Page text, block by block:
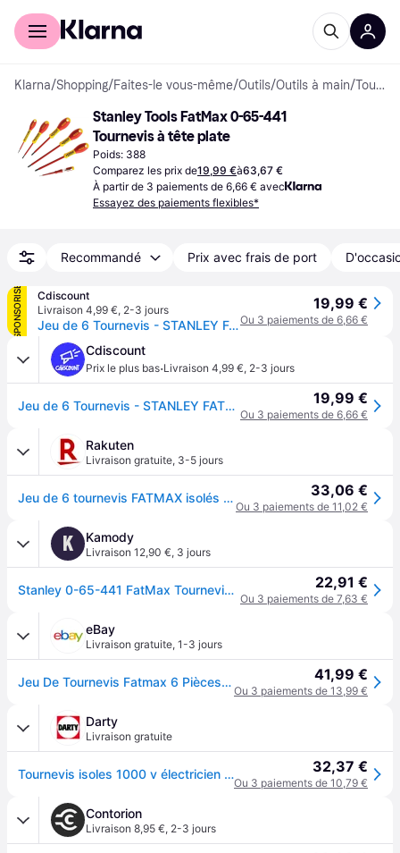
Acheter avec Klarna
Klarna/Shopping/Faites-le vous-même/Outils/Outils à main/ Tournevis à tête plate
Stanley Tools FatMax 0-65-441
Tournevis à tête plate
Poids: 388
Comparez les prix de19,99 €à63,67 €
À partir de 3 paiements de 6,66 € avec
Essayez des paiements flexibles*
Recommandé Prix avec frais de port
SPONSORISÉ
Cdiscount
Livraison 4,99 €, 2-3 jours
Jeu de 6 Tournevis - STANLEY FATMAX - 0-65-441 - Isolés 1000V - Electricien + Philipps + Testeur - Rouge
19,99 €
Ou 3 paiements de 6,66 €
Cdiscount
Prix le plus bas·Livraison 4,99 €, 2-3 jours
Jeu de 6 Tournevis - STANLEY FATMAX - 0-65-441 - Isolés 1000V - Electricien + Philipps + Testeur - Rouge 19,99 €
Ou 3 paiements de 6,66 €
Rakuten
Livraison gratuite, 3-5 jours
Jeu de 6 tournevis FATMAX isolés 1000V électricien STANLEY 0-65-441 avec testeur - philips 33,06 €
Ou 3 paiements de 11,02 €
K Kamody
Livraison 12,90 €, 3 jours
Stanley 0-65-441 FatMax Tournevis isolés (plats/Phillips), jeu de 6 pieces 22,91 €
Ou 3 paiements de 7,63 €
eBay
Livraison gratuite, 1-3 jours
Jeu De Tournevis Fatmax 6 Pièces Vde Plat + Ph - S/65-441-0 41,99 €
Ou 3 paiements de 13,99 €
Darty
Livraison gratuite
Tournevis isoles 1000 v électricien + Philips + testeur - jeu de 6pieces FATMAX - 0-65-441 32,37 €
Ou 3 paiements de 10,79 €
Contorion
Livraison 8,95 €, 2-3 jours